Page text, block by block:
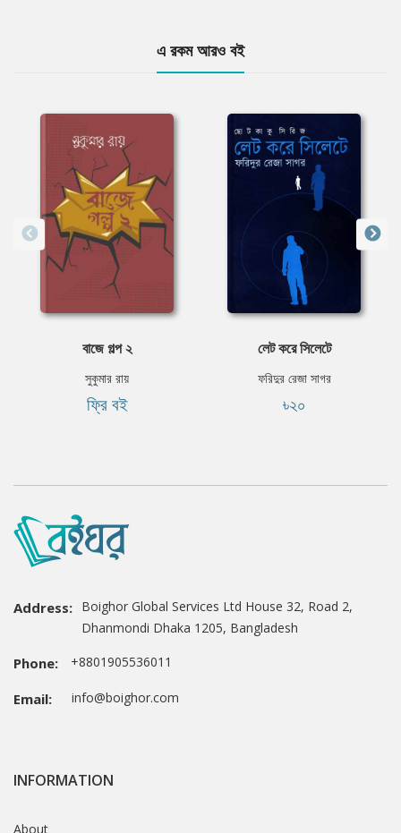
এ রকম আরও বই
বাজে গল্প ২
সুকুমার রায়
ফ্রি বই
লেট করে সিলেটে
ফরিদুর রেজা সাগর
৳২০
Address: Boighor Global Services Ltd House 32, Road 2,
Dhanmondi Dhaka 1205, Bangladesh
Phone: +8801905536011
Email: info@boighor.com
INFORMATION
About